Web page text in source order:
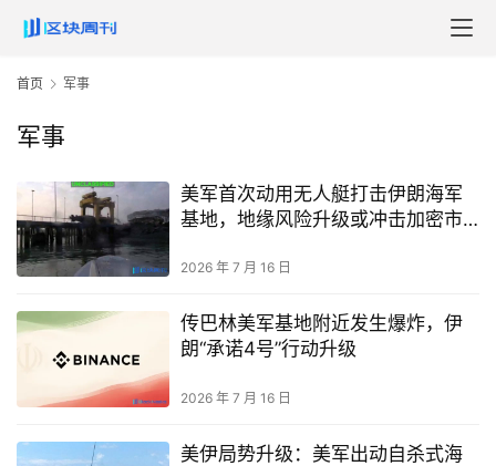
首页 军事
军事
美军首次动用无人艇打击伊朗海军
基地，地缘风险升级或冲击加密市
2026 年 7 月 16 日
传巴林美军基地附近发生爆炸，伊
朗“承诺4号”行动升级
2026 年 7 月 16 日
美伊局势升级：美军出动自杀式海